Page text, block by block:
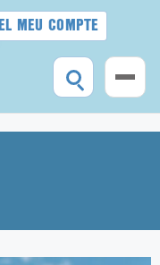
EL MEU COMPTE